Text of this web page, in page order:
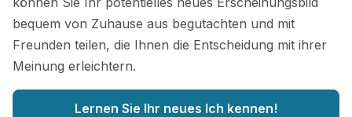
bequem von Zuhause aus begutachten und mit
Freunden teilen, die Ihnen die Entscheidung mit ihrer
Meinung erleichtern.
Lernen Sie Ihr neues Ich kennen!